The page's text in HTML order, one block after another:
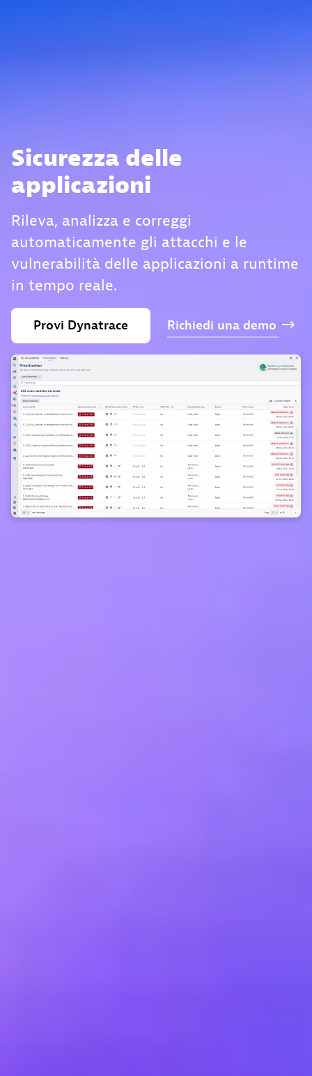
Sicurezza delle
applicazioni
Rileva, analizza e correggi
automaticamente gli attacchi e le
vulnerabilità delle applicazioni a runtime
in tempo reale.
Provi Dynatrace Richiedi una demo